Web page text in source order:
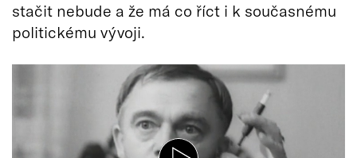
stačit nebude a že má co říct i k současnému
politickému vývoji.